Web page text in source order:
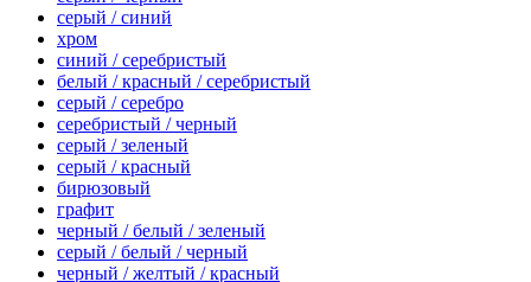
серый / синий
хром
синий / серебристый
белый / красный / серебристый
серый / серебро
серебристый / черный
серый / зеленый
серый / красный
бирюзовый
графит
черный / белый / зеленый
серый / белый / черный
черный / желтый / красный